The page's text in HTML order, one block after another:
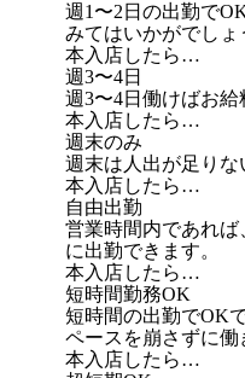
週1〜2日の出勤で
みてはいかがでしょ
本入店したら…
週3〜4日
週3〜4日働けばお給
本入店したら…
週末のみ
週末は人出が足りな
本入店したら…
自由出勤
営業時間内であれ
に出勤できます。
本入店したら…
短時間勤務OK
短時間の出勤でOK
ペースを崩さずに働
本入店したら…